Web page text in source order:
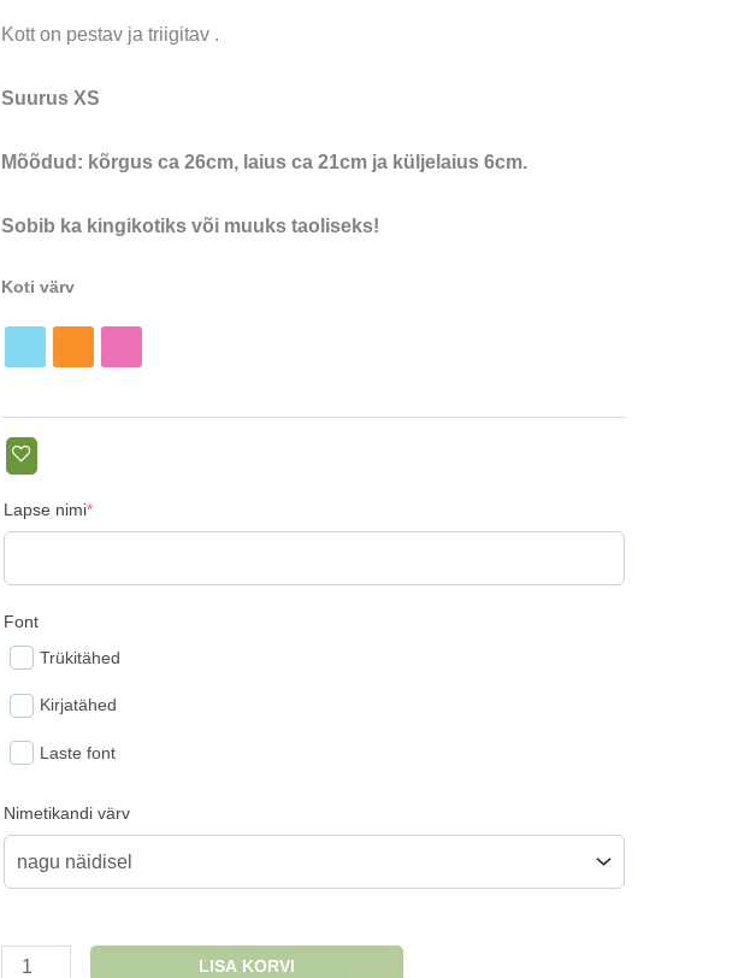
Kott on pestav ja triigitav .
Suurus XS
Mõõdud: kõrgus ca 26cm, laius ca 21cm ja küljelaius 6cm.
Sobib ka kingikotiks või muuks taoliseks!
Koti värv
Lapse nimi*(required)
Font
Trükitähed
Kirjatähed
Laste font
Nimetikandi värv
Nimega
LISA KORVI